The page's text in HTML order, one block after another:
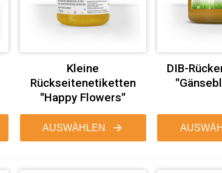
Kleine
Rückseitenetiketten
"Happy Flowers"
AUSWÄHLEN
DIB-